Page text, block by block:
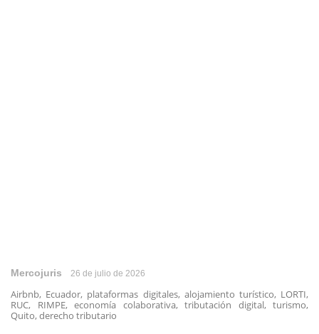
Mercojuris 26 de julio de 2026
Airbnb, Ecuador, plataformas digitales, alojamiento turístico, LORTI,
RUC, RIMPE, economía colaborativa, tributación digital, turismo,
Quito, derecho tributario